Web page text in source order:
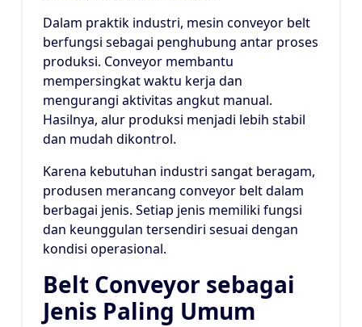
Dalam praktik industri, mesin conveyor belt
berfungsi sebagai penghubung antar proses
produksi. Conveyor membantu
mempersingkat waktu kerja dan
mengurangi aktivitas angkut manual.
Hasilnya, alur produksi menjadi lebih stabil
dan mudah dikontrol.
Karena kebutuhan industri sangat beragam,
produsen merancang conveyor belt dalam
berbagai jenis. Setiap jenis memiliki fungsi
dan keunggulan tersendiri sesuai dengan
kondisi operasional.
Belt Conveyor sebagai
Jenis Paling Umum